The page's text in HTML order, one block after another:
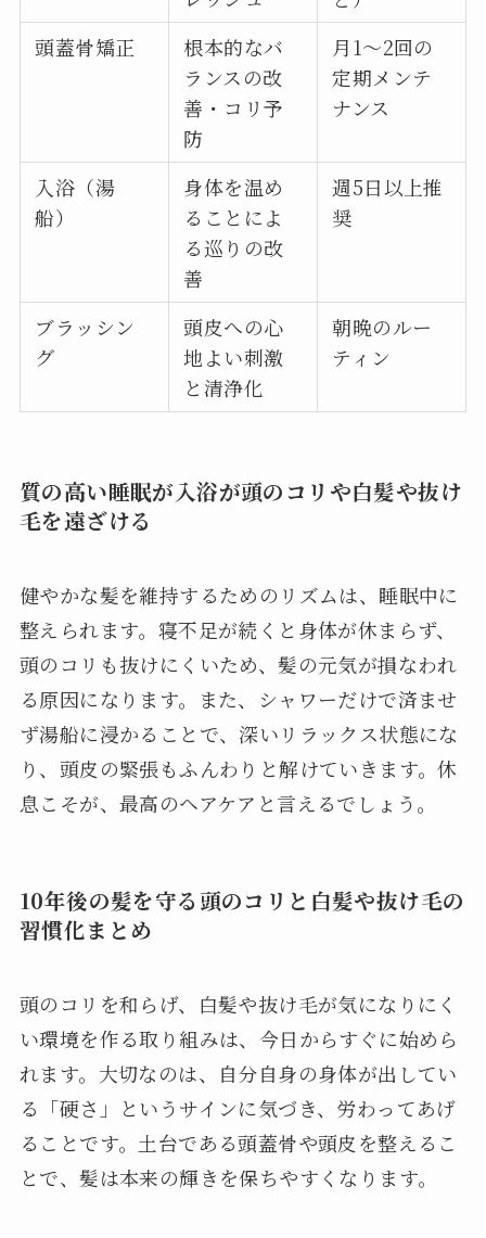
頭蓋骨矯正
根本的なバ
ランスの改
善・コリ予
防
月1〜2回の
定期メンテ
ナンス
入浴（湯
船）
身体を温め
ることによ
る巡りの改
善
週5日以上推
奨
ブラッシン
グ
頭皮への心
地よい刺激
と清浄化
朝晩のルー
ティン
質の高い睡眠が入浴が頭のコリや白髪や抜け
毛を遠ざける
健やかな髪を維持するためのリズムは、睡眠中に
整えられます。寝不足が続くと身体が休まらず、
頭のコリも抜けにくいため、髪の元気が損なわれ
る原因になります。また、シャワーだけで済ませ
ず湯船に浸かることで、深いリラックス状態にな
り、頭皮の緊張もふんわりと解けていきます。休
息こそが、最高のヘアケアと言えるでしょう。
10年後の髪を守る頭のコリと白髪や抜け毛の
習慣化まとめ
頭のコリを和らげ、白髪や抜け毛が気になりにく
い環境を作る取り組みは、今日からすぐに始めら
れます。大切なのは、自分自身の身体が出してい
る「硬さ」というサインに気づき、労わってあげ
ることです。土台である頭蓋骨や頭皮を整えるこ
とで、髪は本来の輝きを保ちやすくなります。